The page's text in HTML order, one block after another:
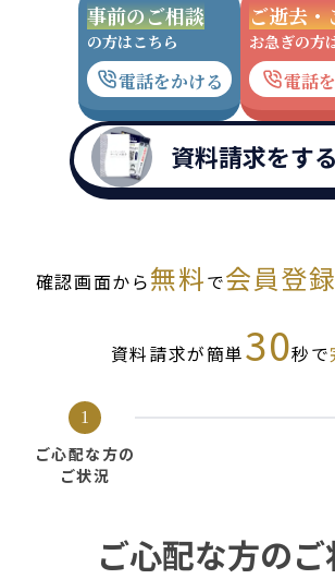
事前のご相談
の方はこちら
電話をかける
ご逝去・
お急ぎの方
電話
資料請求をする
確認画面から無料で会員登録
資料請求が簡単30秒で
1
ご心配な方の
ご状況
ご心配な方の